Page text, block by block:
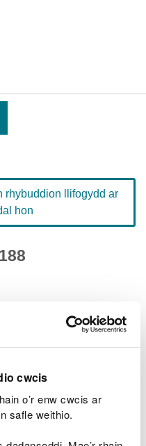
cwcis
o’r enw cwcis ar
safle weithio.
rhybuddion llifogydd ar
hon